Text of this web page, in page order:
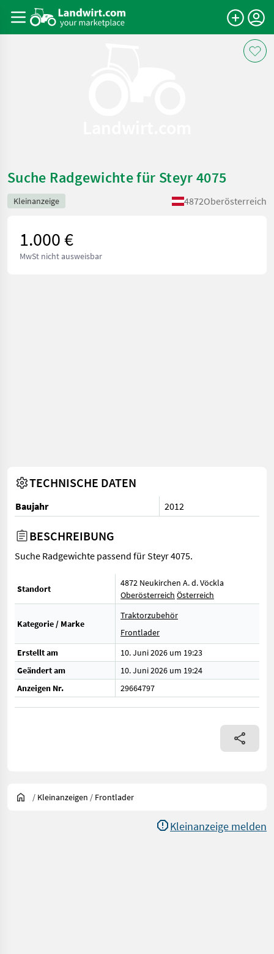
Suche Radgewichte für Steyr 4075
Kleinanzeige 4872Oberösterreich
1.000 €
MwSt nicht ausweisbar
TECHNISCHE DATEN
Baujahr 2012
BESCHREIBUNG
Suche Radgewichte passend für Steyr 4075.
Standort
4872 Neukirchen A. d. Vöckla
Oberösterreich Österreich
Kategorie / Marke
Traktorzubehör
Frontlader
Erstellt am
10. Juni 2026 um 19:23
Geändert am
10. Juni 2026 um 19:24
Anzeigen Nr.
29664797
/ Kleinanzeigen / Frontlader
Kleinanzeige melden